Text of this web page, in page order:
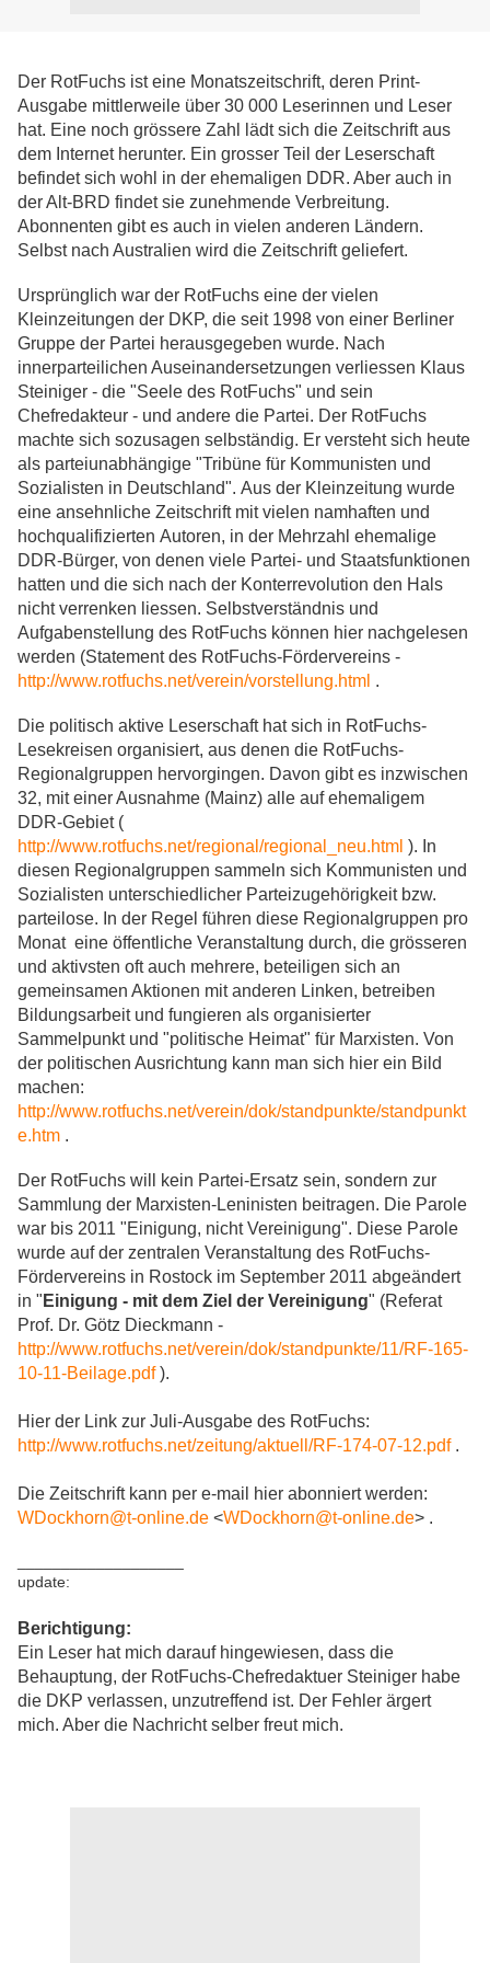
Der RotFuchs ist eine Monatszeitschrift, deren Print-
Ausgabe mittlerweile über 30 000 Leserinnen und Leser
hat. Eine noch grössere Zahl lädt sich die Zeitschrift aus
dem Internet herunter. Ein grosser Teil der Leserschaft
befindet sich wohl in der ehemaligen DDR. Aber auch in
der Alt-BRD findet sie zunehmende Verbreitung.
Abonnenten gibt es auch in vielen anderen Ländern.
Selbst nach Australien wird die Zeitschrift geliefert.
Ursprünglich war der RotFuchs eine der vielen
Kleinzeitungen der DKP, die seit 1998 von einer Berliner
Gruppe der Partei herausgegeben wurde. Nach
innerparteilichen Auseinandersetzungen verliessen Klaus
Steiniger - die "Seele des RotFuchs" und sein
Chefredakteur - und andere die Partei. Der RotFuchs
machte sich sozusagen selbständig. Er versteht sich heute
als parteiunabhängige "Tribüne für Kommunisten und
Sozialisten in Deutschland". Aus der Kleinzeitung wurde
eine ansehnliche Zeitschrift mit vielen namhaften und
hochqualifizierten Autoren, in der Mehrzahl ehemalige
DDR-Bürger, von denen viele Partei- und Staatsfunktionen
hatten und die sich nach der Konterrevolution den Hals
nicht verrenken liessen. Selbstverständnis und
Aufgabenstellung des RotFuchs können hier nachgelesen
werden (Statement des RotFuchs-Fördervereins -
http://www.rotfuchs.net/verein/vorstellung.html .
Die politisch aktive Leserschaft hat sich in RotFuchs-
Lesekreisen organisiert, aus denen die RotFuchs-
Regionalgruppen hervorgingen. Davon gibt es inzwischen
32, mit einer Ausnahme (Mainz) alle auf ehemaligem
DDR-Gebiet (
http://www.rotfuchs.net/regional/regional_neu.html ). In
diesen Regionalgruppen sammeln sich Kommunisten und
Sozialisten unterschiedlicher Parteizugehörigkeit bzw.
parteilose. In der Regel führen diese Regionalgruppen pro
Monat eine öffentliche Veranstaltung durch, die grösseren
und aktivsten oft auch mehrere, beteiligen sich an
gemeinsamen Aktionen mit anderen Linken, betreiben
Bildungsarbeit und fungieren als organisierter
Sammelpunkt und "politische Heimat" für Marxisten. Von
der politischen Ausrichtung kann man sich hier ein Bild
machen:
http://www.rotfuchs.net/verein/dok/standpunkte/standpunkt
e.htm .
Der RotFuchs will kein Partei-Ersatz sein, sondern zur
Sammlung der Marxisten-Leninisten beitragen. Die Parole
war bis 2011 "Einigung, nicht Vereinigung". Diese Parole
wurde auf der zentralen Veranstaltung des RotFuchs-
Fördervereins in Rostock im September 2011 abgeändert
in " Einigung - mit dem Ziel der Vereinigung" (Referat
Prof. Dr. Götz Dieckmann -
http://www.rotfuchs.net/verein/dok/standpunkte/11/RF-165-
10-11-Beilage.pdf).
Hier der Link zur Juli-Ausgabe des RotFuchs:
http://www.rotfuchs.net/zeitung/aktuell/RF-174-07-12.pdf.
Die Zeitschrift kann per e-mail hier abonniert werden:
WDockhorn@t-online.de <WDockhorn@t-online.de> .
update:
Berichtigung:
Ein Leser hat mich darauf hingewiesen, dass die
Behauptung, der RotFuchs-Chefredaktuer Steiniger habe
die DKP verlassen, unzutreffend ist. Der Fehler ärgert
mich. Aber die Nachricht selber freut mich.